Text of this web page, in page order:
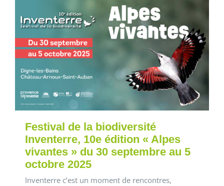
Festival de la biodiversité
Inventerre, 10e édition « Alpes
vivantes » du 30 septembre au 5
octobre 2025
Inventerre c’est un moment de rencontres,